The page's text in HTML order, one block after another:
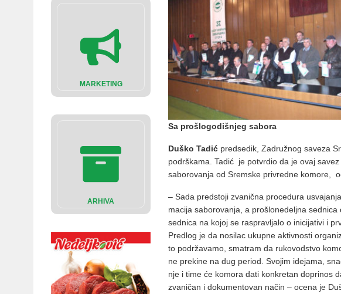
MARKETING
ARHIVA
Sa prošlogodišnjeg sabora
Du­ško Ta­dić pred­se­dik, Za­dru­žnog sa­ve­za
po­dr­ška­ma. Ta­dić je po­tvr­dio da je ovaj
sa­bo­ro­va­nja od Srem­ske pri­vred­ne ko­mo­re,
– Sa­da pred­sto­ji zva­nič­na pro­ce­du­ra
ma­ci­ja sa­bo­ro­va­nja, a pro­šlo­ne­delj­na
sed­ni­ca na ko­joj se ras­pra­vlja­lo o ini­ci­ja­ti­vi i
Pred­log je da no­si­lac ukup­ne ak­tiv­no­sti
to po­dr­ža­va­mo, sma­tram da ru­ko­vod­stvo
ne pre­ki­ne na dug pe­ri­od. Svo­jim ide­ja­ma,
nje i ti­me će ko­mo­ra da­ti kon­kre­tan do­pri­nos
zva­ni­čan i do­ku­men­to­van na­čin – oce­na je